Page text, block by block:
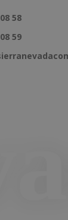
58
59